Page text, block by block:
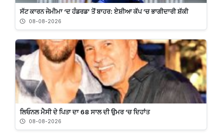
ਸੱਟ ਕਾਰਨ ਜੇਮੀਮਾ ‘ਦ ਹੰਡਰਡ’ ਤੋਂ ਬਾਹਰ: ਏਸ਼ੀਆ ਕੱਪ ’ਚ ਭਾਗੀਦਾਰੀ ਸ਼ੱਕੀ
08-08-2026
ਲਿਓਨਲ ਮੈਸੀ ਦੇ ਪਿਤਾ ਦਾ 68 ਸਾਲ ਦੀ ਉਮਰ ’ਚ ਦਿਹਾਂਤ
08-08-2026